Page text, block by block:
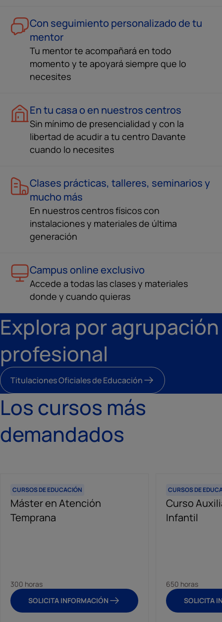
Con seguimiento personalizado de tu
mentor
Tu mentor te acompañará en todo
momento y te apoyará siempre que lo
necesites
En tu casa o en nuestros centros
Sin mínimo de presencialidad y con la
libertad de acudir a tu centro Davante
cuando lo necesites
Clases prácticas, talleres, seminarios y
mucho más
En nuestros centros físicos con
instalaciones y materiales de última
generación
Campus online exclusivo
Accede a todas las clases y materiales
donde y cuando quieras
Explora por agrupación
profesional
Titulaciones Oficiales de Educación
Los cursos más
demandados
CURSOS DE EDUCACIÓN
Máster en Atención
Temprana
300 horas
SOLICITA INFORMACIÓN
CURSOS DE
Curso
Infantil
650 horas
SOLICITA